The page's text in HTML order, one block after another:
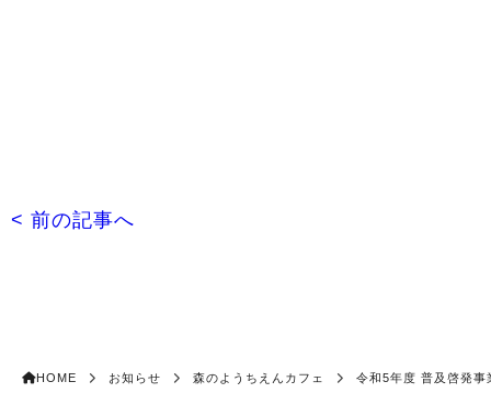
< 前の記事へ
HOME お知らせ 森のようちえんカフェ 令和5年度 普及啓発事